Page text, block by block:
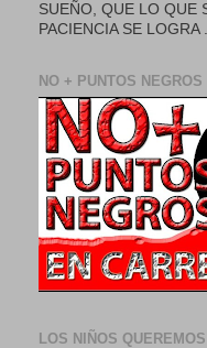
SUEÑO, QUE LO QUE
PACIENCIA SE LOGRA
NO + PUNTOS NEGROS
LOS NIÑOS